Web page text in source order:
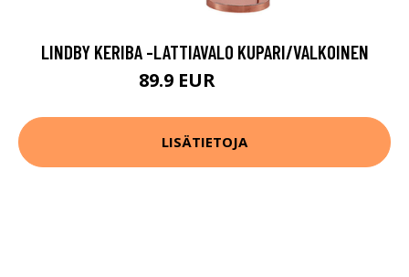
LINDBY KERIBA -LATTIAVALO KUPARI/VALKOINEN
89.9 EUR
LISÄTIETOJA